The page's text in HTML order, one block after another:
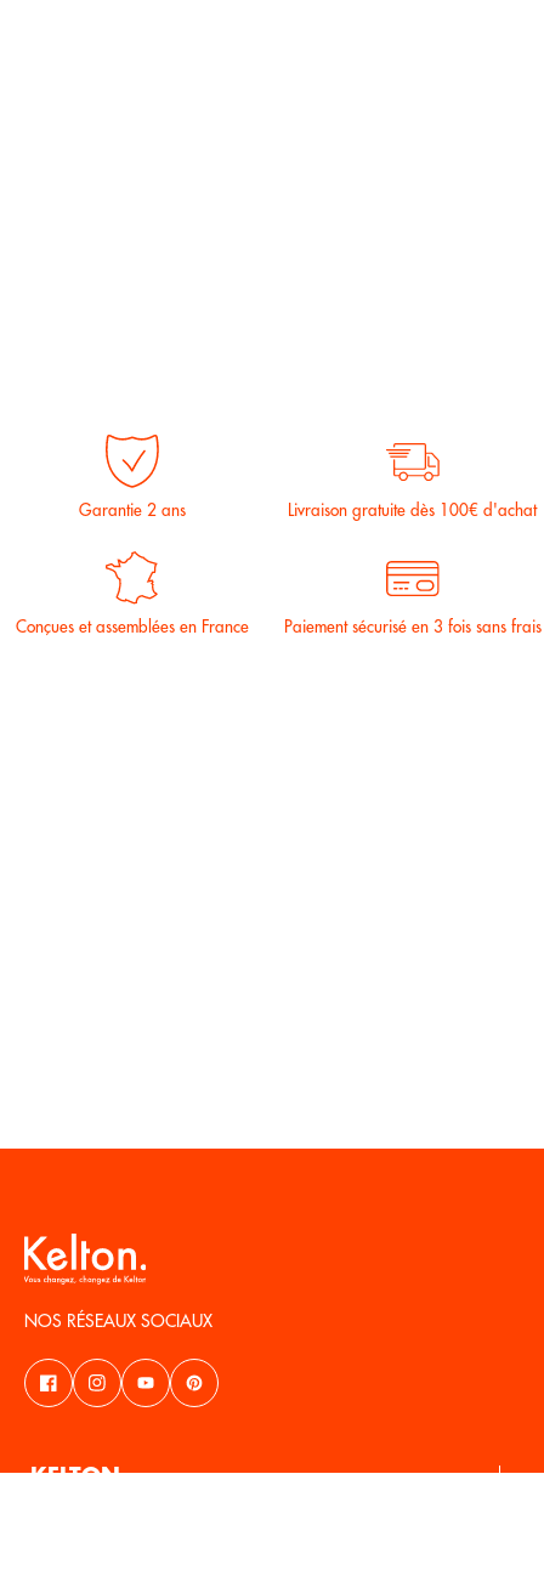
Garantie 2 ans Livraison gratuite dès 100€ d'achat
Conçues et assemblées en France Paiement sécurisé en 3 fois sans frais
NOS RÉSEAUX SOCIAUX
KELTON